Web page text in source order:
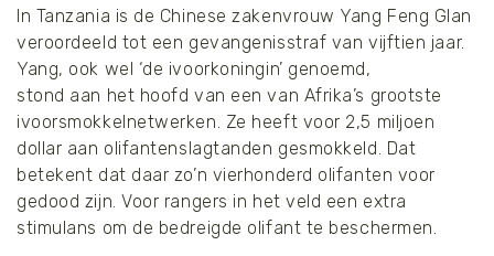
In Tanzania is de Chinese zakenvrouw Yang Feng Glan
veroordeeld tot een gevangenisstraf van vijftien jaar.
Yang, ook wel ‘de ivoorkoningin’ genoemd,
stond aan het hoofd van een van Afrika’s grootste
ivoorsmokkelnetwerken. Ze heeft voor 2,5 miljoen
dollar aan olifantenslagtanden gesmokkeld. Dat
betekent dat daar zo’n vierhonderd olifanten voor
gedood zijn. Voor rangers in het veld een extra
stimulans om de bedreigde olifant te beschermen.